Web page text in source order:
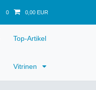
0 0,00 EUR
Top-Artikel
Vitrinen